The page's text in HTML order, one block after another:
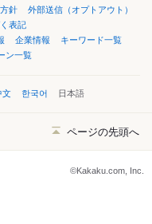
針
外部送信（オプトアウト）
表記
企業情報
キーワード一覧
ン一覧
文 한국어 日本語
ページの先頭へ
©Kakaku.com, Inc.